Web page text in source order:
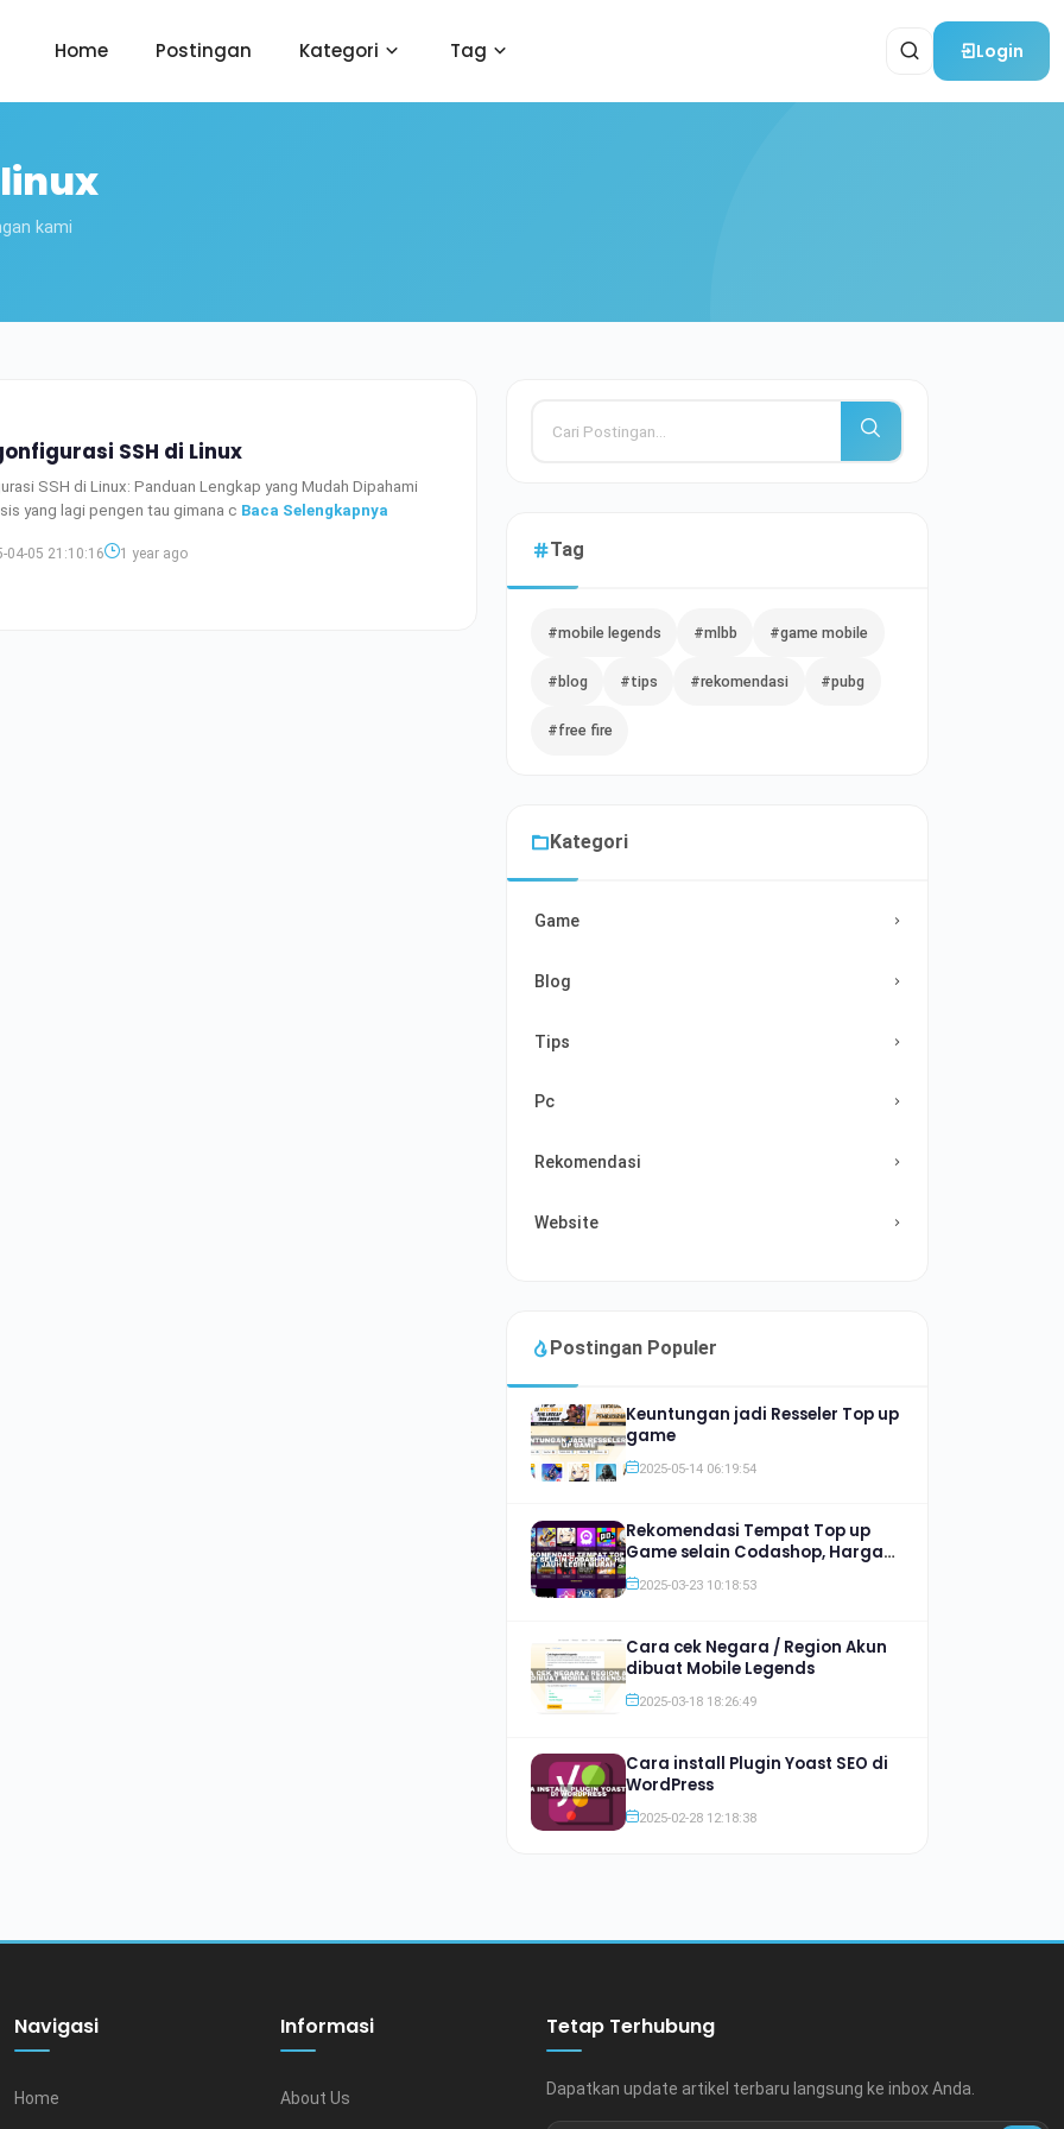
Home Postingan Kategori Tag Login
kami
SSH di Linux
SSH di Linux: Panduan Lengkap yang Mudah Dipahami
yang lagi pengen tau gimana c Baca Selengkapnya
04-05 21:10:16 1 year ago Tag
#mobile legends #mlbb #game mobile
#blog #tips #rekomendasi #pubg
#free fire
Kategori
Game
Blog
Tips
Pc
Rekomendasi
Website
Postingan Populer
Keuntungan jadi Resseler Top up
game
2025-05-14 06:19:54
Rekomendasi Tempat Top up
Game selain Codashop, Harga
Jauh lebih Murah
2025-03-23 10:18:53
Cara cek Negara / Region Akun
dibuat Mobile Legends
2025-03-18 18:26:49
Cara install Plugin Yoast SEO di
WordPress
2025-02-28 12:18:38
Navigasi
Home
Informasi
About Us
Tetap Terhubung
Dapatkan update artikel terbaru langsung ke inbox Anda.